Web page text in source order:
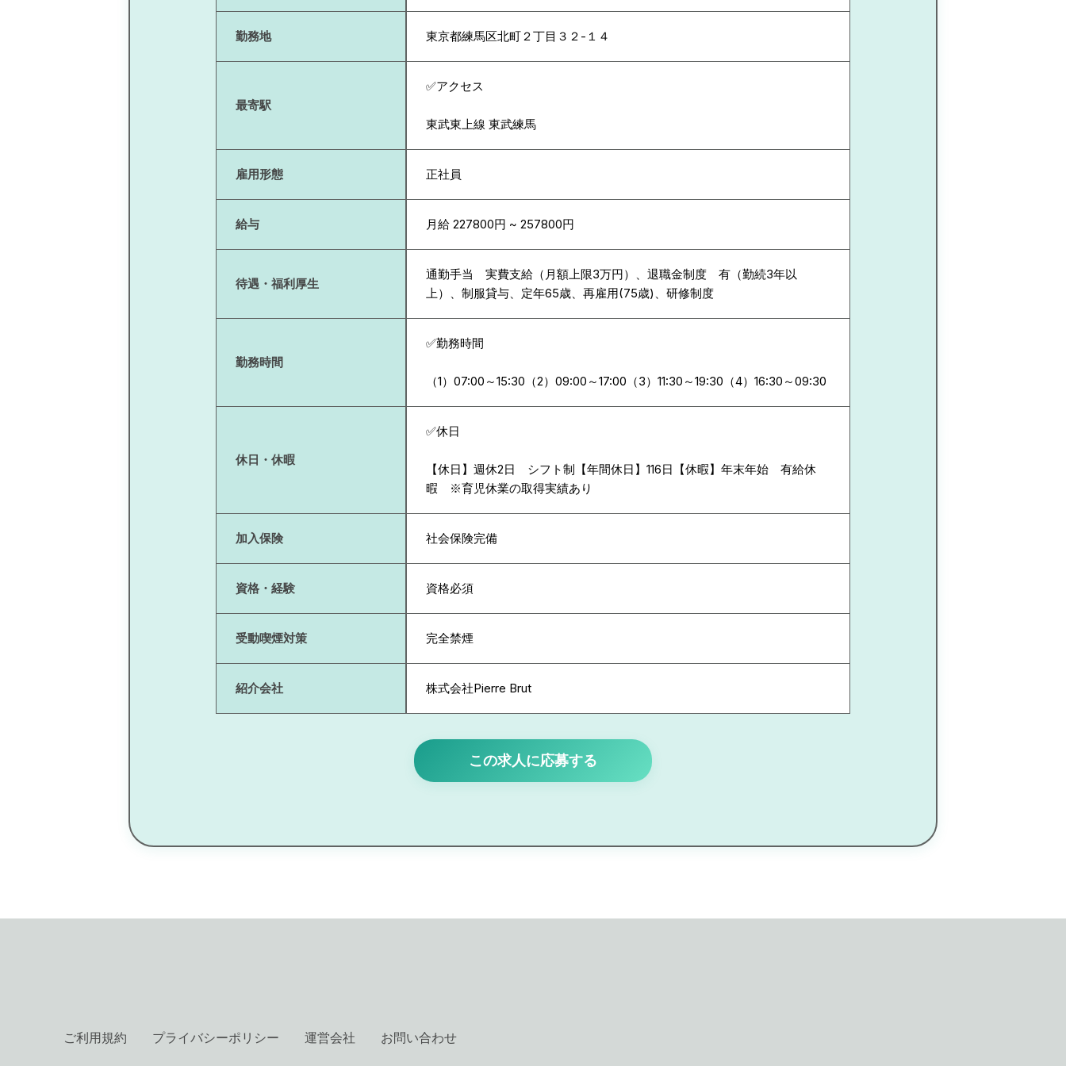
勤務地 東京都練馬区北町２丁目３２-１４
最寄駅
✅アクセス
東武東上線 東武練馬
雇用形態 正社員
給与 月給 227800円 ~ 257800円
待遇・福利厚生
通勤手当 実費支給（月額上限3万円）、退職金制度 有（勤続3年以
上）、制服貸与、定年65歳、再雇用(75歳)、研修制度
勤務時間
✅勤務時間
（1）07:00～15:30（2）09:00～17:00（3）11:30～19:30（4）16:30～09:30
休日・休暇
✅休日
【休日】週休2日 シフト制【年間休日】116日【休暇】年末年始 有給休
暇 ※育児休業の取得実績あり
加入保険 社会保険完備
資格・経験 資格必須
受動喫煙対策 完全禁煙
紹介会社 株式会社Pierre Brut
この求人に応募する
ご利用規約 プライバシーポリシー 運営会社 お問い合わせ